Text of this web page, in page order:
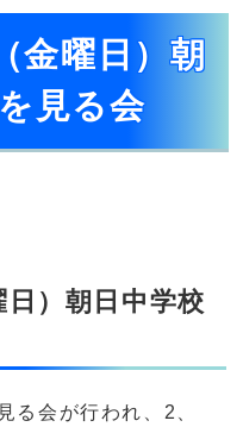
金曜日）朝
見る会
）朝日中学校
る会が行われ、2、